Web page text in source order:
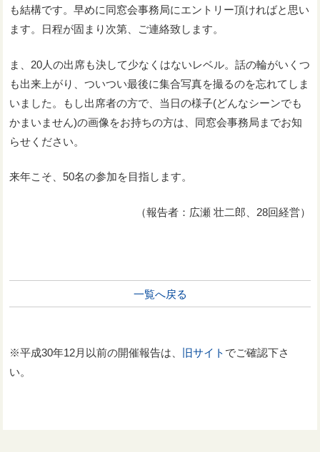
も結構です。早めに同窓会事務局にエントリー頂ければと思い
ます。日程が固まり次第、ご連絡致します。
ま、20人の出席も決して少なくはないレベル。話の輪がいくつ
も出来上がり、ついつい最後に集合写真を撮るのを忘れてしま
いました。もし出席者の方で、当日の様子(どんなシーンでも
かまいません)の画像をお持ちの方は、同窓会事務局までお知
らせください。
来年こそ、50名の参加を目指します。
（報告者：広瀬 壮二郎、28回経営）
一覧へ戻る
※平成30年12月以前の開催報告は、 旧サイト でご確認下さ
い。